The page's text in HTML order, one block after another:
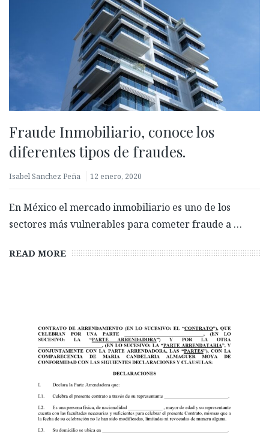
Fraude Inmobiliario, conoce los
diferentes tipos de fraudes.
Isabel Sanchez Peña 12 enero, 2020
En México el mercado inmobiliario es uno de los
sectores más vulnerables para cometer fraude a …
READ MORE